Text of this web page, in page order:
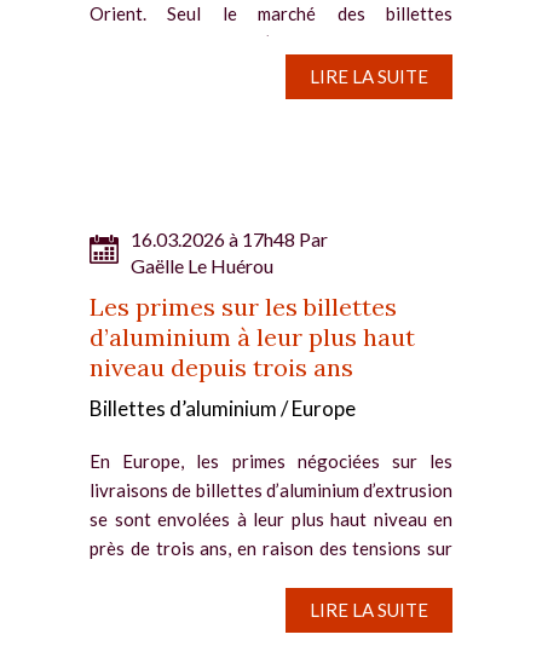
Orient. Seul le marché des billettes
enregistre un regain d’achats...
LIRE LA SUITE
16.03.2026 à 17h48 Par
Gaëlle Le Huérou
Les primes sur les billettes
d’aluminium à leur plus haut
niveau depuis trois ans
Billettes d’aluminium / Europe
En Europe, les primes négociées sur les
livraisons de billettes d’aluminium d’extrusion
se sont envolées à leur plus haut niveau en
près de trois ans, en raison des tensions sur
LIRE LA SUITE